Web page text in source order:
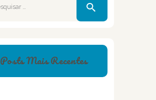
Posts Mais Recentes